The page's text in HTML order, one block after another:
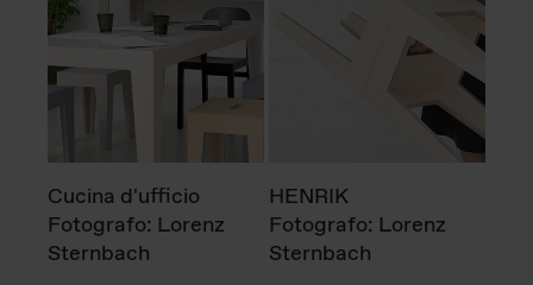
Cucina d'ufficio
Fotografo: Lorenz
Sternbach
HENRIK
Fotografo: Lorenz
Sternbach